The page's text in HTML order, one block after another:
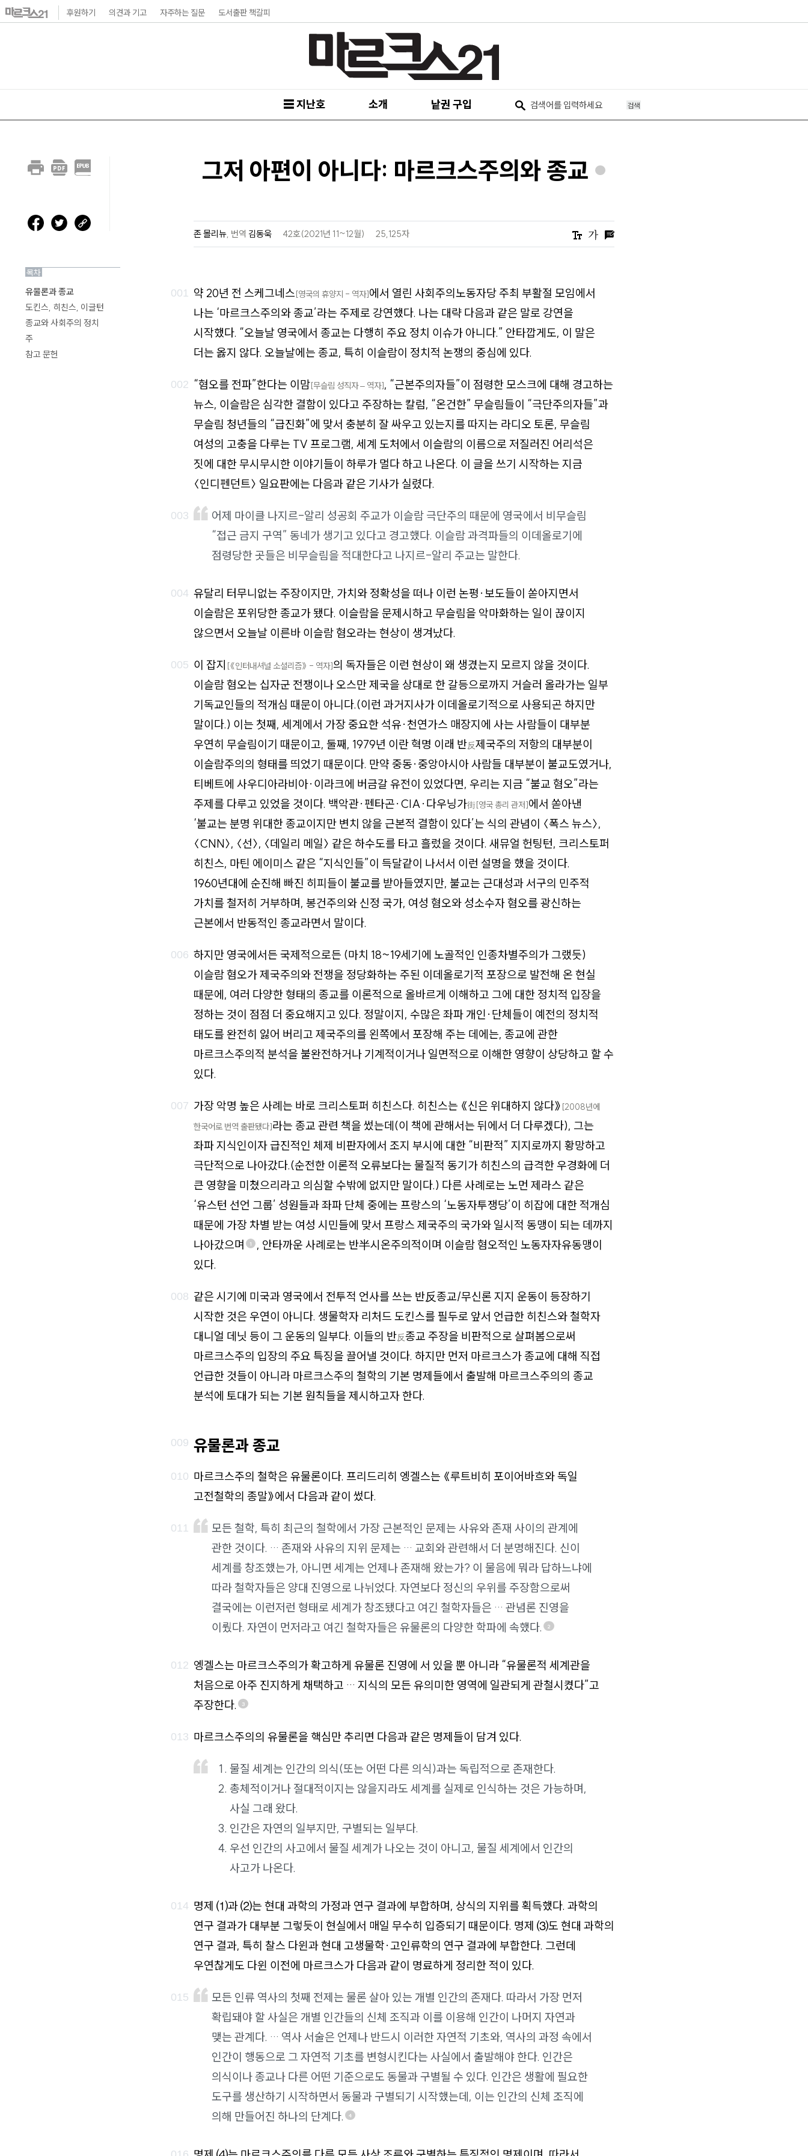
본
메
후원하기 의견과 기고 자주하는 질문 도서출판 책갈피
☰ 지난호 소개 낱권 구입 검색
목차
유물론과 종교
도킨스, 히친스, 이글턴
종교와 사회주의 정치
주
참고 문헌
그저 아편이 아니다: 마르크스주의와 종교
존 몰리뉴, 번역 김동욱 42호(2021년 11~12월) 25,125자
약 20년 전 스케그네스[영국의 휴양지 - 역자]에서 열린 사회주의노동자당 주최 부활절 모임에서
나는 ‘마르크스주의와 종교’라는 주제로 강연했다. 나는 대략 다음과 같은 말로 강연을
시작했다. “오늘날 영국에서 종교는 다행히 주요 정치 이슈가 아니다.” 안타깝게도, 이 말은
더는 옳지 않다. 오늘날에는 종교, 특히 이슬람이 정치적 논쟁의 중심에 있다.
“혐오를 전파”한다는 이맘[무슬림 성직자 – 역자], “근본주의자들”이 점령한 모스크에 대해 경고하는
뉴스, 이슬람은 심각한 결함이 있다고 주장하는 칼럼, “온건한” 무슬림들이 “극단주의자들”과
무슬림 청년들의 “급진화”에 맞서 충분히 잘 싸우고 있는지를 따지는 라디오 토론, 무슬림
여성의 고충을 다루는 TV 프로그램, 세계 도처에서 이슬람의 이름으로 저질러진 어리석은
짓에 대한 무시무시한 이야기들이 하루가 멀다 하고 나온다. 이 글을 쓰기 시작하는 지금
〈인디펜던트〉 일요판에는 다음과 같은 기사가 실렸다.
어제 마이클 나지르-알리 성공회 주교가 이슬람 극단주의 때문에 영국에서 비무슬림
“접근 금지 구역” 동네가 생기고 있다고 경고했다. 이슬람 과격파들의 이데올로기에
점령당한 곳들은 비무슬림을 적대한다고 나지르-알리 주교는 말한다.
유달리 터무니없는 주장이지만, 가치와 정확성을 떠나 이런 논평·보도들이 쏟아지면서
이슬람은 포위당한 종교가 됐다. 이슬람을 문제시하고 무슬림을 악마화하는 일이 끊이지
않으면서 오늘날 이른바 이슬람 혐오라는 현상이 생겨났다.
이 잡지 [《인터내셔널 소셜리즘》 - 역자]의 독자들은 이런 현상이 왜 생겼는지 모르지 않을 것이다.
이슬람 혐오는 십자군 전쟁이나 오스만 제국을 상대로 한 갈등으로까지 거슬러 올라가는 일부
기독교인들의 적개심 때문이 아니다.(이런 과거지사가 이데올로기적으로 사용되곤 하지만
말이다.) 이는 첫째, 세계에서 가장 중요한 석유·천연가스 매장지에 사는 사람들이 대부분
우연히 무슬림이기 때문이고, 둘째, 1979년 이란 혁명 이래 반反제국주의 저항의 대부분이
이슬람주의의 형태를 띄었기 때문이다. 만약 중동·중앙아시아 사람들 대부분이 불교도였거나,
티베트에 사우디아라비아·이라크에 버금갈 유전이 있었다면, 우리는 지금 “불교 혐오”라는
주제를 다루고 있었을 것이다. 백악관·펜타곤·CIA·다우닝가街[영국 총리 관저]에서 쏟아낸
‘불교는 분명 위대한 종교이지만 변치 않을 근본적 결함이 있다’는 식의 관념이 〈폭스 뉴스〉,
〈CNN〉, 〈선〉, 〈데일리 메일〉 같은 하수도를 타고 흘렀을 것이다. 새뮤얼 헌팅턴, 크리스토퍼
히친스, 마틴 에이미스 같은 “지식인들”이 득달같이 나서서 이런 설명을 했을 것이다.
1960년대에 순진해 빠진 히피들이 불교를 받아들였지만, 불교는 근대성과 서구의 민주적
가치를 철저히 거부하며, 봉건주의와 신정 국가, 여성 혐오와 성소수자 혐오를 광신하는
근본에서 반동적인 종교라면서 말이다.
하지만 영국에서든 국제적으로든 (마치 18~19세기에 노골적인 인종차별주의가 그랬듯)
이슬람 혐오가 제국주의와 전쟁을 정당화하는 주된 이데올로기적 포장으로 발전해 온 현실
때문에, 여러 다양한 형태의 종교를 이론적으로 올바르게 이해하고 그에 대한 정치적 입장을
정하는 것이 점점 더 중요해지고 있다. 정말이지, 수많은 좌파 개인·단체들이 예전의 정치적
태도를 완전히 잃어 버리고 제국주의를 왼쪽에서 포장해 주는 데에는, 종교에 관한
마르크스주의적 분석을 불완전하거나 기계적이거나 일면적으로 이해한 영향이 상당하고 할 수
있다.
가장 악명 높은 사례는 바로 크리스토퍼 히친스다. 히친스는 《신은 위대하지 않다》 [2008년에
한국어로 번역 출판됐다]라는 종교 관련 책을 썼는데(이 책에 관해서는 뒤에서 더 다루겠다), 그는
좌파 지식인이자 급진적인 체제 비판자에서 조지 부시에 대한 “비판적” 지지로까지 황망하고
극단적으로 나아갔다.(순전한 이론적 오류보다는 물질적 동기가 히친스의 급격한 우경화에 더
큰 영향을 미쳤으리라고 의심할 수밖에 없지만 말이다.) 다른 사례로는 노먼 제라스 같은
‘유스턴 선언 그룹’ 성원들과 좌파 단체 중에는 프랑스의 ‘노동자투쟁당’이 히잡에 대한 적개심
때문에 가장 차별 받는 여성 시민들에 맞서 프랑스 제국주의 국가와 일시적 동맹이 되는 데까지
나아갔으며
1
, 안타까운 사례로는 반半시온주의적이며 이슬람 혐오적인 노동자자유동맹이
있다.
같은 시기에 미국과 영국에서 전투적 언사를 쓰는 반反종교/무신론 지지 운동이 등장하기
시작한 것은 우연이 아니다. 생물학자 리처드 도킨스를 필두로 앞서 언급한 히친스와 철학자
대니얼 데닛 등이 그 운동의 일부다. 이들의 반反종교 주장을 비판적으로 살펴봄으로써
마르크스주의 입장의 주요 특징을 끌어낼 것이다. 하지만 먼저 마르크스가 종교에 대해 직접
언급한 것들이 아니라 마르크스주의 철학의 기본 명제들에서 출발해 마르크스주의의 종교
분석에 토대가 되는 기본 원칙들을 제시하고자 한다.
유물론과 종교
마르크스주의 철학은 유물론이다. 프리드리히 엥겔스는 《루트비히 포이어바흐와 독일
고전철학의 종말》에서 다음과 같이 썼다.
모든 철학, 특히 최근의 철학에서 가장 근본적인 문제는 사유와 존재 사이의 관계에
관한 것이다. … 존재와 사유의 지위 문제는 … 교회와 관련해서 더 분명해진다. 신이
세계를 창조했는가, 아니면 세계는 언제나 존재해 왔는가? 이 물음에 뭐라 답하느냐에
따라 철학자들은 양대 진영으로 나뉘었다. 자연보다 정신의 우위를 주장함으로써
결국에는 이런저런 형태로 세계가 창조됐다고 여긴 철학자들은 … 관념론 진영을
이뤘다. 자연이 먼저라고 여긴 철학자들은 유물론의 다양한 학파에 속했다.
2
엥겔스는 마르크스주의가 확고하게 유물론 진영에 서 있을 뿐 아니라 “유물론적 세계관을
처음으로 아주 진지하게 채택하고 … 지식의 모든 유의미한 영역에 일관되게 관철시켰다”고
주장한다.
3
마르크스주의의 유물론을 핵심만 추리면 다음과 같은 명제들이 담겨 있다.
물질 세계는 인간의 의식(또는 어떤 다른 의식)과는 독립적으로 존재한다.
총체적이거나 절대적이지는 않을지라도 세계를 실제로 인식하는 것은 가능하며,
사실 그래 왔다.
인간은 자연의 일부지만, 구별되는 일부다.
우선 인간의 사고에서 물질 세계가 나오는 것이 아니고, 물질 세계에서 인간의
사고가 나온다.
명제 ⑴과 ⑵는 현대 과학의 가정과 연구 결과에 부합하며, 상식의 지위를 획득했다. 과학의
연구 결과가 대부분 그렇듯이 현실에서 매일 무수히 입증되기 때문이다. 명제 ⑶도 현대 과학의
연구 결과, 특히 찰스 다윈과 현대 고생물학·고인류학의 연구 결과에 부합한다. 그런데
우연찮게도 다윈 이전에 마르크스가 다음과 같이 명료하게 정리한 적이 있다.
모든 인류 역사의 첫째 전제는 물론 살아 있는 개별 인간의 존재다. 따라서 가장 먼저
확립돼야 할 사실은 개별 인간들의 신체 조직과 이를 이용해 인간이 나머지 자연과
맺는 관계다. … 역사 서술은 언제나 반드시 이러한 자연적 기초와, 역사의 과정 속에서
인간이 행동으로 그 자연적 기초를 변형시킨다는 사실에서 출발해야 한다. 인간은
의식이나 종교나 다른 어떤 기준으로도 동물과 구별될 수 있다. 인간은 생활에 필요한
도구를 생산하기 시작하면서 동물과 구별되기 시작했는데, 이는 인간의 신체 조직에
의해 만들어진 하나의 단계다.
4